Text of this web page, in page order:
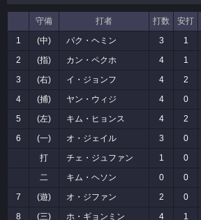
守備 打者 打数 安打
1
(中) パク・ヘミン 3 1
2
(指) カン・ペクホ 4 1
3
(右) イ・ジョンフ 4 2
4
(捕) ヤン・ウィジ 4 0
5
(左) キム・ヒョンス 4 2
6
(一) オ・ジェイル 3 0
打
チェ・ジュファン 1 0
二
キム・ヘソン 0 0
7
(遊) オ・ジファン 2 0
8
(三) ホ・ギョンミン 4 1